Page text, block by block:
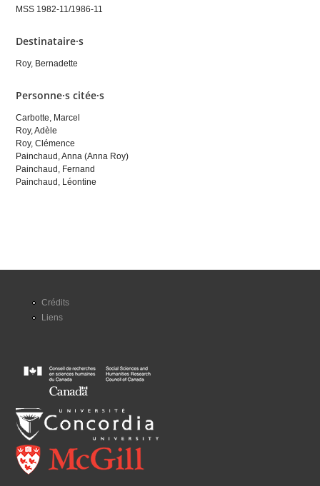
MSS 1982-11/1986-11
Destinataire·s
Roy, Bernadette
Personne·s citée·s
Carbotte, Marcel
Roy, Adèle
Roy, Clémence
Painchaud, Anna (Anna Roy)
Painchaud, Fernand
Painchaud, Léontine
Crédits
Liens